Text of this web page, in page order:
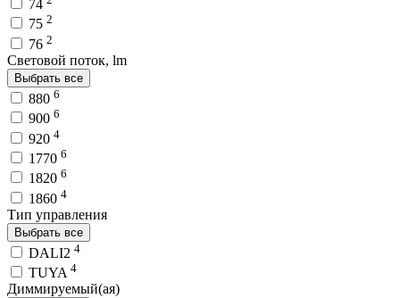
74
75 2
76 2
Световой поток, lm
Выбрать все
880 6
900 6
920 4
1770 6
1820 6
1860 4
Тип управления
Выбрать все
DALI2 4
TUYA 4
Диммируемый(ая)